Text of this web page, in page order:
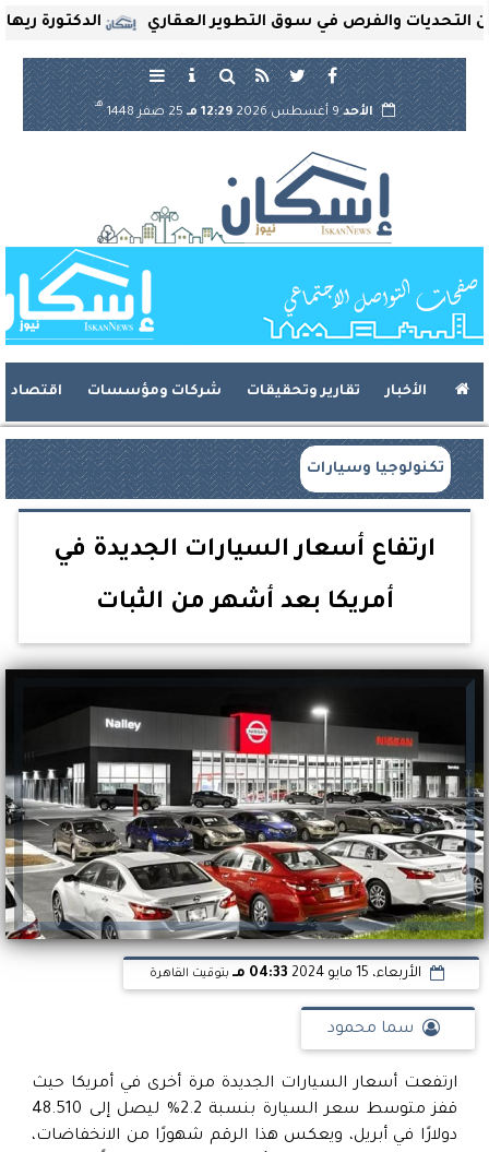
الدكتورة ريهام والفرص في سوق التطوير العقاري
الأحد9 أغسطس 2026 12:29 مـ 25 صفر 1448
هـ
الأخبار تقارير وتحقيقات شركات ومؤسسات اقتصاد
تكنولوجيا وسيارات
ارتفاع أسعار السيارات الجديدة في
أمريكا بعد أشهر من الثبات
الأربعاء، 15 مايو 2024 04:33 مـ بتوقيت القاهرة
سما محمود
ارتفعت أسعار السيارات الجديدة مرة أخرى في أمريكا حيث
قفز متوسط ​​سعر السيارة بنسبة 2.2% ليصل إلى 48.510
دولارًا في أبريل، ويعكس هذا الرقم شهورًا من الانخفاضات،